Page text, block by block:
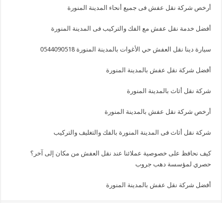
أرخص شركة نقل عفش فى جميع أنحاء المدينة المنورة
أفضل خدمة نقل عفش مع الفك والتركيب فى المدينة المنورة
سيارة دينا نقل العفش حي الأغوات بالمدينة المنورة 0544090518
أفضل شركة نقل عفش بالمدينة المنورة
شركة نقل أثاث بالمدينة المنورة
أرخص شركة نقل عفش بالمدينة المنورة
شركة نقل أثاث فى المدينة المنورة بالفك والتغليف والتركيب
كيف نحافظ على خصوصية عملائنا عند نقل العفش من مكان إلى آخر؟
حصري لمؤسسة دهب جروب
أفضل شركة نقل عفش بالمدينة المنورة